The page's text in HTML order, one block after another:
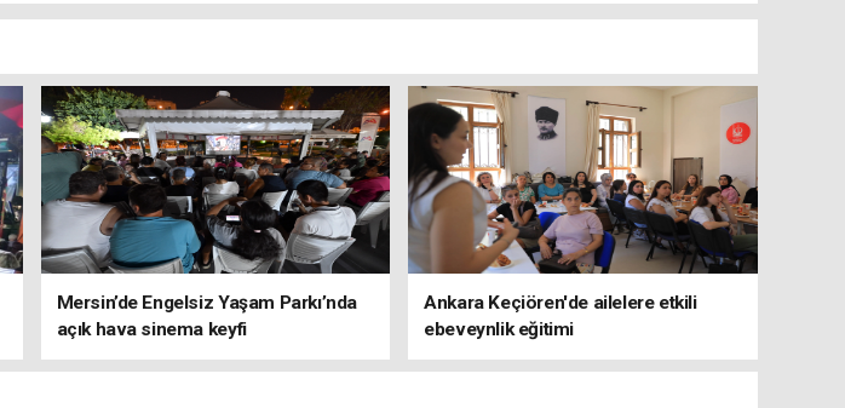
Mersin’de Engelsiz Yaşam Parkı’nda
açık hava sinema keyfi
Ankara Keçiören'de ailelere etkili
ebeveynlik eğitimi